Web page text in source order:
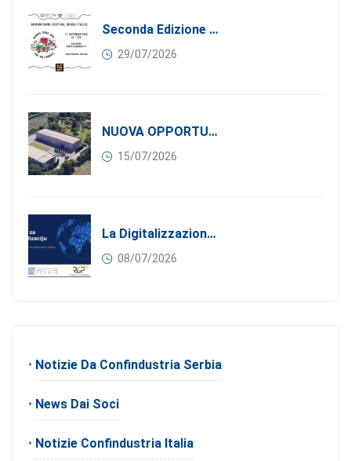
Seconda Edizione Di MANGIA. DONA. AMA: Quando La Gastronomia Incontra La Solidarietà, 11 Settembre 2026
29/07/2026
NUOVA OPPORTUNITÀ DI BUSINESS PER I SOCI DI CONFINDUSTRIA SERBIA: Affitasi Un Moderno Capannone Industriale A Pančevo – 1.200 M² Nella Zona Industriale
15/07/2026
La Digitalizzazione Come Motore Dell’internazionalizzazione
08/07/2026
• Notizie Da Confindustria Serbia
• News Dai Soci
• Notizie Confindustria Italia